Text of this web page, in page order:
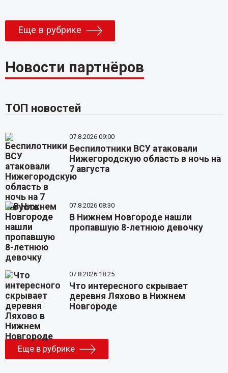
Еще в рубрике
Новости партнёров
ТОП новостей
07.8.2026 09:00
Беспилотники ВСУ атаковали
Нижегородскую область в ночь на
7 августа
07.8.2026 08:30
В Нижнем Новгороде нашли
пропавшую 8-летнюю девочку
07.8.2026 18:25
Что интересного скрывает
деревня Ляхово в Нижнем
Новгороде
Еще в рубрике